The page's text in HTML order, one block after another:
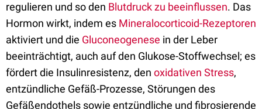
regulieren und so den Blutdruck zu beeinflussen. Das
Hormon wirkt, indem es Mineralocorticoid-Rezeptoren
aktiviert und die Gluconeogenese in der Leber
beeinträchtigt, auch auf den Glukose-Stoffwechsel; es
fördert die Insulinresistenz, den oxidativen Stress,
entzündliche Gefäß-Prozesse, Störungen des
Gefäßendothels sowie entzündliche und fibrosierende